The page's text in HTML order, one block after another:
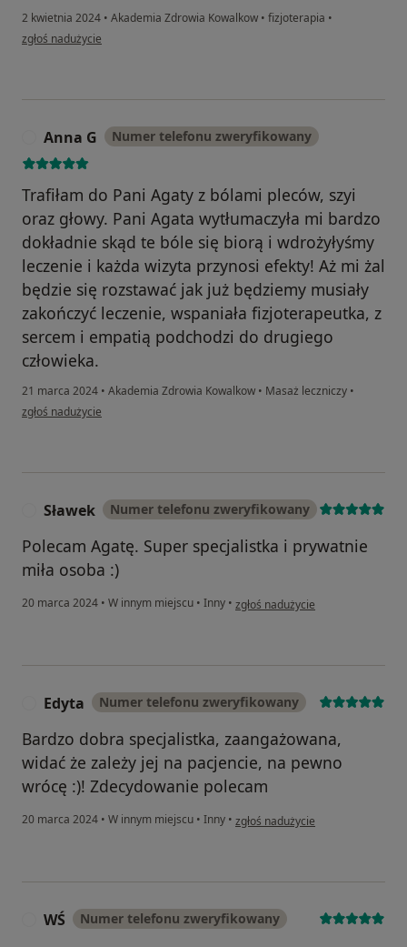
2 kwietnia 2024 • Akademia Zdrowia Kowalkow • fizjoterapia •
w opinii użytkownika Inanna
zgłoś nadużycie
Anna G Numer telefonu zweryfikowany
Trafiłam do Pani Agaty z bólami pleców, szyi
oraz głowy. Pani Agata wytłumaczyła mi bardzo
dokładnie skąd te bóle się biorą i wdrożyłyśmy
leczenie i każda wizyta przynosi efekty! Aż mi żal
będzie się rozstawać jak już będziemy musiały
zakończyć leczenie, wspaniała fizjoterapeutka, z
sercem i empatią podchodzi do drugiego
człowieka.
21 marca 2024 • Akademia Zdrowia Kowalkow • Masaż leczniczy •
w opinii użytkownika Anna G
zgłoś nadużycie
Sławek Numer telefonu zweryfikowany
Polecam Agatę. Super specjalistka i prywatnie
miła osoba :)
20 marca 2024 • W innym miejscu • Inny • w opinii użytkownika Sławek
zgłoś nadużycie
Edyta Numer telefonu zweryfikowany
Bardzo dobra specjalistka, zaangażowana,
widać że zależy jej na pacjencie, na pewno
wrócę :)! Zdecydowanie polecam
20 marca 2024 • W innym miejscu • Inny • w opinii użytkownika Edyta
zgłoś nadużycie
WŚ Numer telefonu zweryfikowany